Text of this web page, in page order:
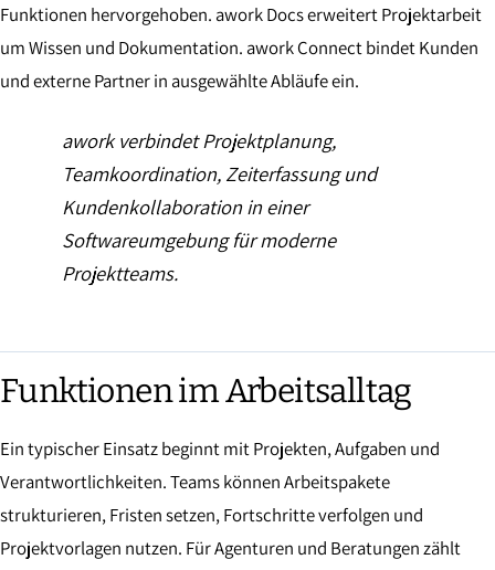
Funktionen hervorgehoben. awork Docs erweitert Projektarbeit
um Wissen und Dokumentation. awork Connect bindet Kunden
und externe Partner in ausgewählte Abläufe ein.
awork verbindet Projektplanung,
Teamkoordination, Zeiterfassung und
Kundenkollaboration in einer
Softwareumgebung für moderne
Projektteams.
Funktionen im Arbeitsalltag
Ein typischer Einsatz beginnt mit Projekten, Aufgaben und
Verantwortlichkeiten. Teams können Arbeitspakete
strukturieren, Fristen setzen, Fortschritte verfolgen und
Projektvorlagen nutzen. Für Agenturen und Beratungen zählt